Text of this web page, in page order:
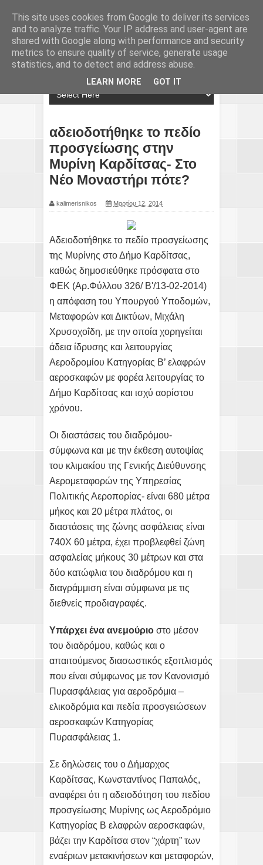
αδειοδοτήθηκε το πεδίο
προσγείωσης στην
Μυρίνη Καρδίτσας- Στο
Νέο Μοναστήρι πότε?
kalimerisnikos Μαρτίου 12, 2014
Αδειοδοτήθηκε το πεδίο προσγείωσης
της Μυρίνης στο Δήμο Καρδίτσας,
καθώς δημοσιεύθηκε πρόσφατα στο
ΦΕΚ (Αρ.Φύλλου 326/ Β'/13-02-2014)
η απόφαση του Υπουργού Υποδομών,
Μεταφορών και Δικτύων, Μιχάλη
Χρυσοχοΐδη, με την οποία χορηγείται
άδεια ίδρυσης και λειτουργίας
Αεροδρομίου Κατηγορίας Β’ ελαφρών
αεροσκαφών με φορέα λειτουργίας το
Δήμο Καρδίτσας και ισχύ αορίστου
χρόνου.
Οι διαστάσεις του διαδρόμου-
σύμφωνα και με την έκθεση αυτοψίας
του κλιμακίου της Γενικής Διεύθυνσης
Αερομεταφορών της Υπηρεσίας
Πολιτικής Αεροπορίας- είναι 680 μέτρα
μήκος και 20 μέτρα πλάτος, οι
διαστάσεις της ζώνης ασφάλειας είναι
740Χ 60 μέτρα, έχει προβλεφθεί ζώνη
ασφαλείας μήκους 30 μέτρων και στα
δύο κατώφλια του διαδρόμου και η
διαγράμμιση είναι σύμφωνα με τις
διεθνείς προδιαγραφές.
Υπάρχει ένα ανεμούριο στο μέσον
του διαδρόμου, καθώς και ο
απαιτούμενος διασωστικός εξοπλισμός
που είναι σύμφωνος με τον Κανονισμό
Πυρασφάλειας για αεροδρόμια –
ελικοδρόμια και πεδία προσγειώσεων
αεροσκαφών Κατηγορίας
Πυρασφάλειας 1.
Σε δηλώσεις του ο Δήμαρχος
Καρδίτσας, Κωνσταντίνος Παπαλός,
αναφέρει ότι η αδειοδότηση του πεδίου
προσγείωσης Μυρίνης ως Αεροδρόμιο
Κατηγορίας Β ελαφρών αεροσκαφών,
βάζει την Καρδίτσα στον “χάρτη” των
εναέριων μετακινήσεων και μεταφορών,
This site uses cookies from Google to deliver its services
and to analyze traffic. Your IP address and user-agent are
shared with Google along with performance and security
metrics to ensure quality of service, generate usage
statistics, and to detect and address abuse.
LEARN MORE GOT IT